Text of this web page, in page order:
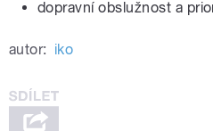
dopravní obslužnost a
autor: iko